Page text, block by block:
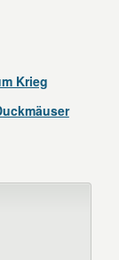
Krieg